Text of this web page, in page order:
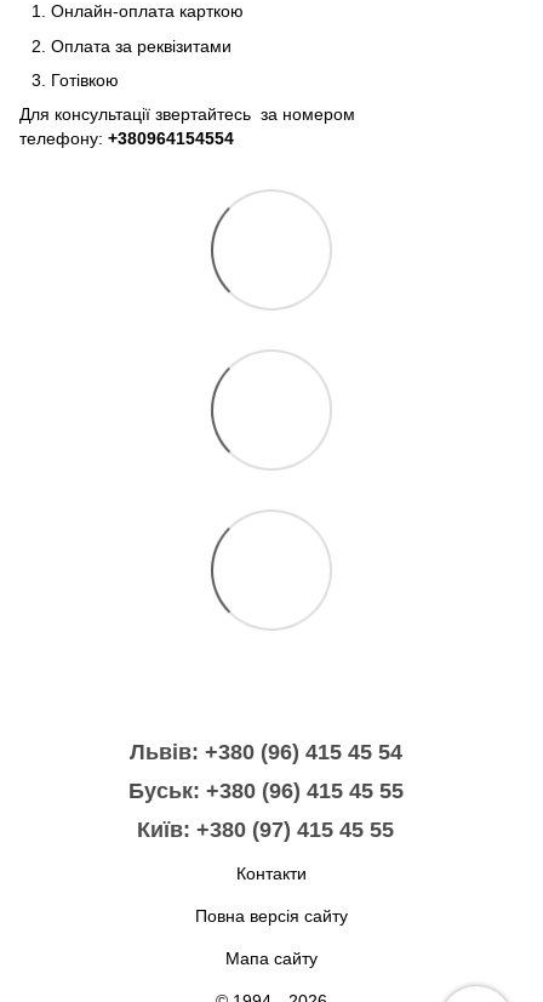
Онлайн-оплата карткою
Оплата за реквізитами
Готівкою
Для консультації звертайтесь за номером
телефону: +380964154554
Львів: +380 (96) 415 45 54
Буськ: +380 (96) 415 45 55
Київ: +380 (97) 415 45 55
Контакти
Повна версія сайту
Мапа сайту